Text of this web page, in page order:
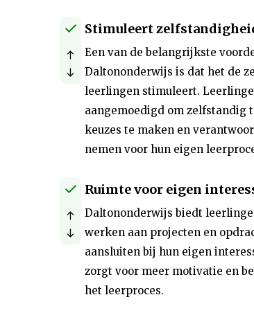
Stimuleert
Een van de belangrijkste
Daltononderwijs is dat het de
leerlingen stimuleert.
aangemoedigd om zelfstandig
keuzes te maken en
nemen voor hun eigen
Ruimte voor eigen
Daltononderwijs biedt
werken aan projecten en
aansluiten bij hun eigen
zorgt voor meer motivatie en
het leerproces.